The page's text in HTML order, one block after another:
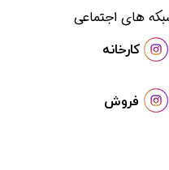
های اجتماعی
​کارخانه
فروش